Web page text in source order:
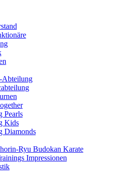
Abteilung
Pearls
Kids
Diamonds
Ryu Budokan Karate
Impressionen